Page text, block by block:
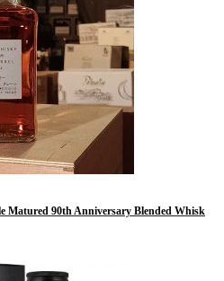
Matured 90th Anniversary Blended Whisk